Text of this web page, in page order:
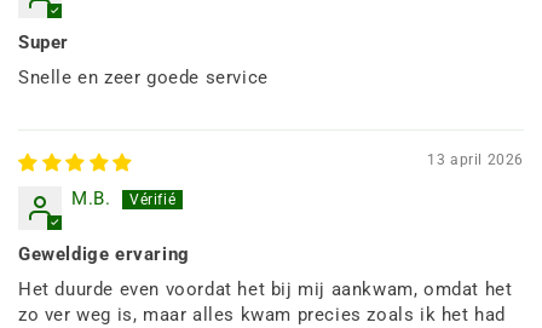
Super
Snelle en zeer goede service
13 april 2026
M.B.
Geweldige ervaring
Het duurde even voordat het bij mij aankwam, omdat het
zo ver weg is, maar alles kwam precies zoals ik het had